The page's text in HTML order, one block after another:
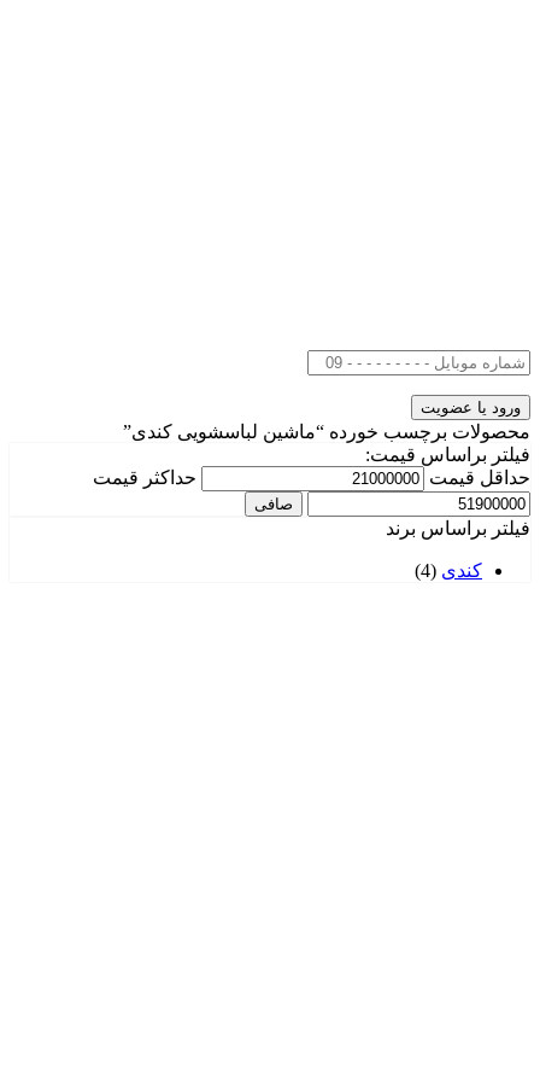
محصولات برچسب خورده “ماشین لباسشویی کندی”
فیلتر براساس قیمت:
حداقل قیمت
حداكثر قيمت
صافی
فیلتر براساس برند
کندی (4)